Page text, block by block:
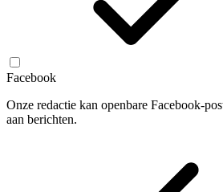
Facebook
Onze redactie kan openbare Facebook-
aan berichten.